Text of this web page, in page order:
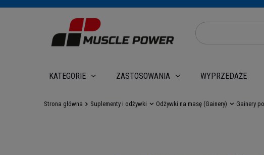
KATEGORIE ZASTOSOWANIA WYPRZEDAŻE
Strona główna Suplementy i odżywki Odżywki na masę (Gainery) Gainery